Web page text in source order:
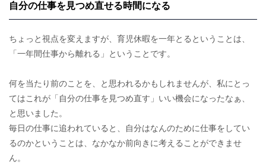
自分の仕事を見つめ直せる時間になる
ちょっと視点を変えますが、育児休暇を一年とるということは、
「一年間仕事から離れる」ということです。
何を当たり前のことを、と思われるかもしれませんが、私にとっ
てはこれが「自分の仕事を見つめ直す」いい機会になったなぁ、
と思いました。
毎日の仕事に追われていると、自分はなんのために仕事をしてい
るのかということは、なかなか前向きに考えることができませ
ん。